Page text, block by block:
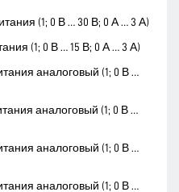
(1; 0 В … 30 В; 0 А … 3 А)
(1; 0 В … 15 В; 0 А … 3 А)
аналоговый (1; 0 В …
аналоговый (1; 0 В …
аналоговый (1; 0 В …
аналоговый (1; 0 В …